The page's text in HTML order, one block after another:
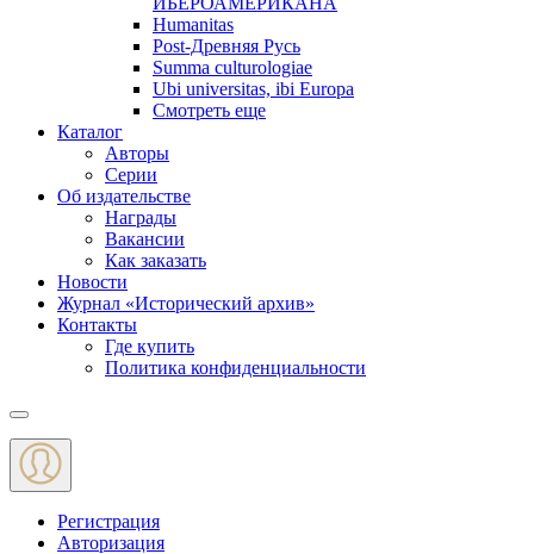
Humanitas
Post-Древняя Русь
Summa culturologiae
Ubi universitas, ibi Europa
Смотреть еще
Каталог
Авторы
Серии
Об издательстве
Награды
Вакансии
Как заказать
Новости
Журнал «Исторический архив»‎
Контакты
Где купить
Политика конфиденциальности
Меню
Регистрация
Авторизация